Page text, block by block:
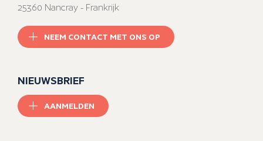
25360 Nancray - Frankrijk
NEEM CONTACT MET ONS OP
NIEUWSBRIEF
AANMELDEN